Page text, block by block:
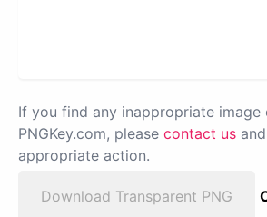
If you find any inappropriate image
PNGKey.com, please contact us
appropriate action.
Download Transparent PNG